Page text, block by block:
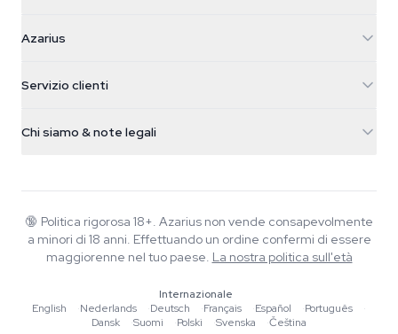
Galvaniweg 11
Nederland
+31(0)204897914
Azarius
Smokeshop
Servizio clienti
FAQ
Informativa sulla privacy
Chi siamo & note legali
Wiki
Blog
Musica
Linee guida editoriali
Strumenti e Calcolatori
🔞 Politica rigorosa 18+. Azarius non vende consapevolmente
a minori di 18 anni. Effettuando un ordine confermi di essere
maggiorenne nel tuo paese. La nostra politica sull'età
Internazionale
English
·Nederlands ·Deutsch ·Français ·Español ·Português
·
Dansk
·Suomi ·Polski ·Svenska ·Čeština